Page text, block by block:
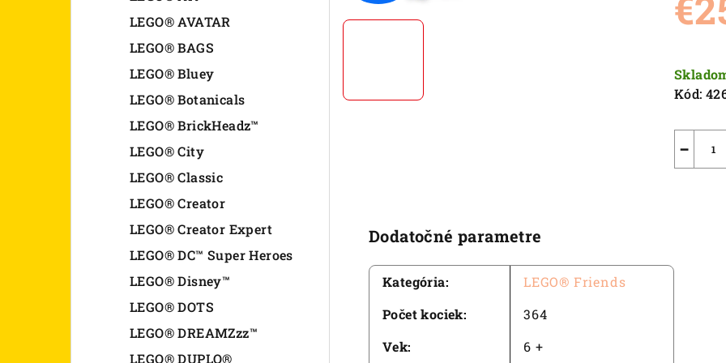
LEGO® AVATAR
LEGO® BAGS
LEGO® Bluey
LEGO® Botanicals
LEGO® BrickHeadz™
LEGO® City
LEGO® Classic
LEGO® Creator
LEGO® Creator Expert
LEGO® DC™ Super Heroes
LEGO® Disney™
LEGO® DOTS
LEGO® DREAMZzz™
LEGO® DUPLO®
z
cena:
Kód:
−
Dodatočné parametre
Kategória:
LEGO® Friends
Počet kociek:
364
Vek:
6 +